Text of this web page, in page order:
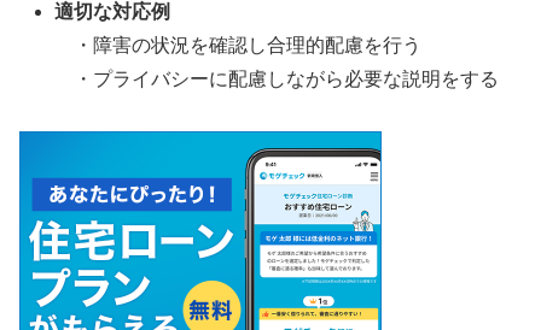
適切な対応例
・障害の状況を確認し合理的配慮を行う
・プライバシーに配慮しながら必要な説明をする